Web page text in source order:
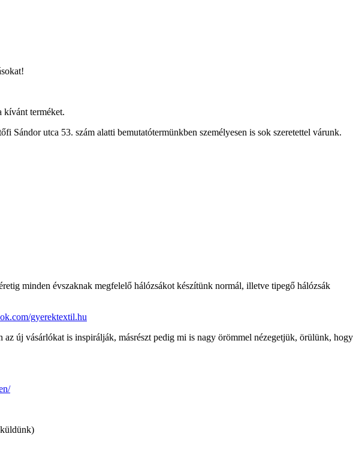
kívánt terméket.
utca 53. szám alatti bemutatótermünkben személyesen is sok szeretettel várunk.
minden évszaknak megfelelő hálózsákot készítünk normál, illetve tipegő hálózsák
gyerektextil.hu
új vásárlókat is inspirálják, másrészt pedig mi is nagy örömmel nézegetjük, örülünk, hogy